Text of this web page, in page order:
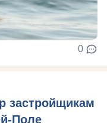
0
застройщикам
Поле